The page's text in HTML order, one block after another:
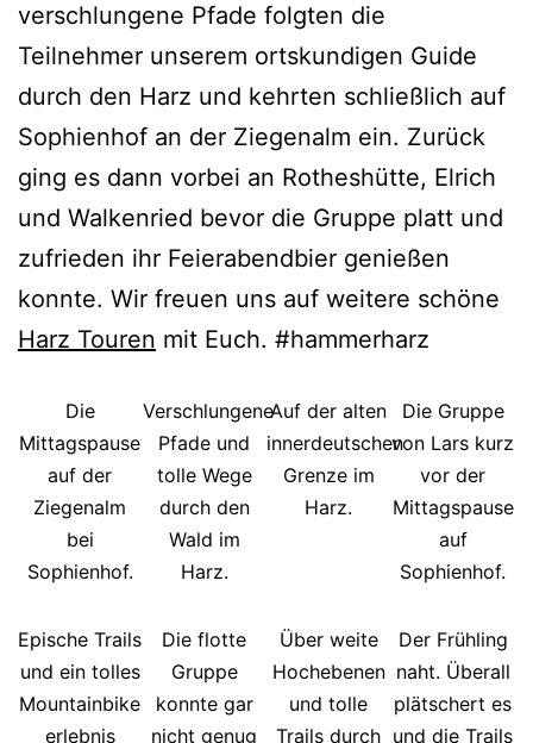
verschlungene Pfade folgten die
Teilnehmer unserem ortskundigen Guide
durch den Harz und kehrten schließlich auf
Sophienhof an der Ziegenalm ein. Zurück
ging es dann vorbei an Rotheshütte, Elrich
und Walkenried bevor die Gruppe platt und
zufrieden ihr Feierabendbier genießen
konnte. Wir freuen uns auf weitere schöne
Harz Touren mit Euch. #hammerharz
Die
Mittagspause
auf der
Ziegenalm
bei
Sophienhof.
Verschlungene
Pfade und
tolle Wege
durch den
Wald im
Harz.
Auf der alten
innerdeutschen
Grenze im
Harz.
Die Gruppe
von Lars kurz
vor der
Mittagspause
auf
Sophienhof.
Epische Trails
und ein tolles
Mountainbike
erlebnis
Die flotte
Gruppe
konnte gar
nicht genug
Über weite
Hochebenen
und tolle
Trails durch
Der Frühling
naht. Überall
plätschert es
und die Trails